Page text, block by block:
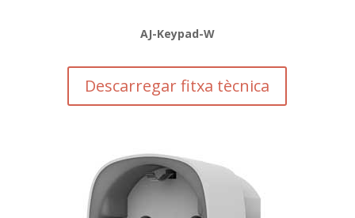
AJ-Keypad-W
Descarregar fitxa tècnica